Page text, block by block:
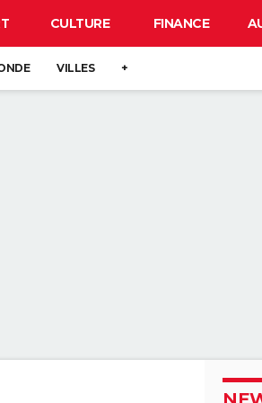
CULTURE FINANCE
VILLES +